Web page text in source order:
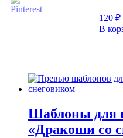
120 ₽
В
Шаблоны для
«Дракоши со